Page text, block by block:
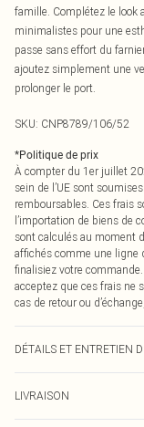
famille. Complétez le look
minimalistes pour une
passe sans effort du
ajoutez simplement une
prolonger le port.
SKU: CNP8789/106/52
*Politique de prix
À compter du 1er juillet
sein de l’UE sont
remboursables. Ces frais
l’importation de biens de
sont calculés au moment
affichés comme une ligne
finalisiez votre
acceptez que ces frais ne
cas de retour ou
DÉTAILS ET ENTRETIEN
déteindre.
LIVRAISON